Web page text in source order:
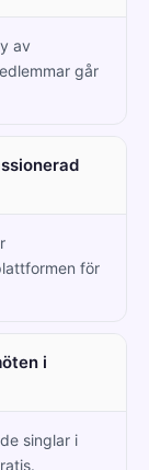
av
går
för
i
singlar i